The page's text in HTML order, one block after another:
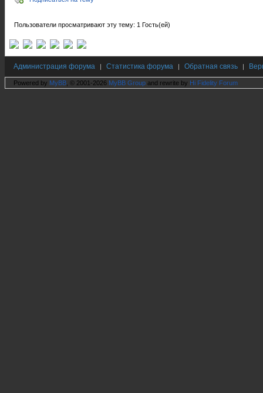
Пользователи просматривают эту тему: 1 Гость(ей)
Администрация форума | Статистика форума | Обратная связь |
Powered by MyBB , © 2001-2026 MyBB Group and rewrite by Hi Fidelity Forum